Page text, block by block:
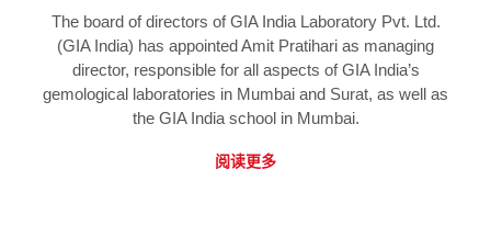
The board of directors of GIA India Laboratory Pvt. Ltd.
(GIA India) has appointed Amit Pratihari as managing
director, responsible for all aspects of GIA India’s
gemological laboratories in Mumbai and Surat, as well as
the GIA India school in Mumbai.
阅读更多